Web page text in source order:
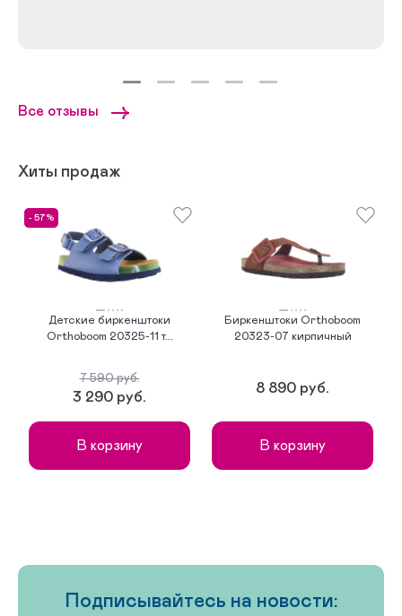
Все отзывы
Хиты продаж
- 57%
Детские биркенштоки
Orthoboom 20325-11 т...
7 590 руб.
3 290 руб.
В корзину
Биркенштоки Orthoboom
20323-07 кирпичный
8 890 руб.
В корзину
Подписывайтесь на новости: